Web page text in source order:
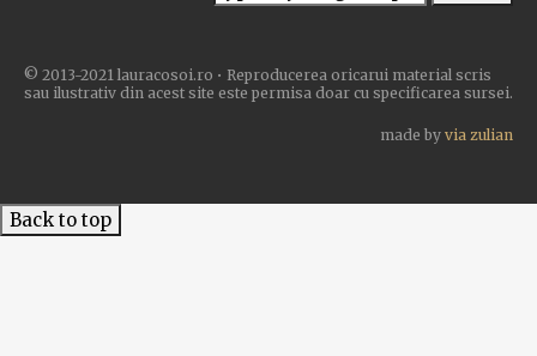
© 2013-2021 lauracosoi.ro • Reproducerea oricarui material scris
sau ilustrativ din acest site este permisa doar cu specificarea sursei.
made by via zulian
Back to top